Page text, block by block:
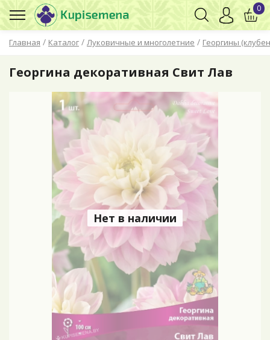
Главная / Каталог / Луковичные и многолетние / Георгины
0
Георгина декоративная Свит Лав
Нет в наличии